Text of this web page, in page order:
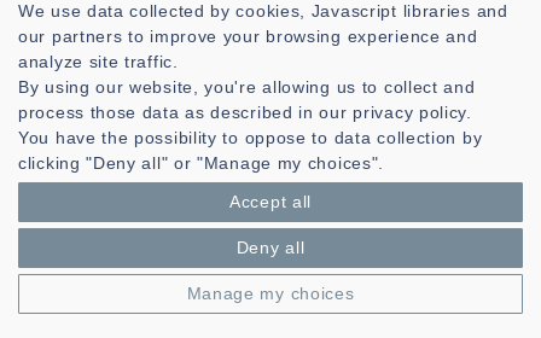
Laboratoire des Sciences et Techniques de l'information de la
Communication et de la Connaissance
Technopole Brest-Iroise - CS 83818
29238 Brest Cedex 3 - France
Présentation
We use data collected by cookies, Javascript libraries and
our partners to improve your browsing experience and
analyze site traffic.
By using our website, you're allowing us to collect and
process those data as described in our privacy policy.
You have the possibility to oppose to data collection by
clicking "Deny all" or "Manage my choices".
Accept all
Deny all
Manage my choices